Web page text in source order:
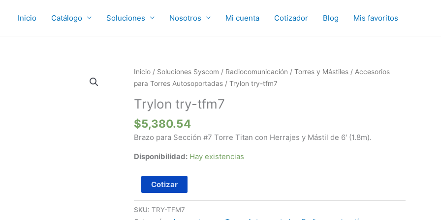
Inicio Catálogo Soluciones Nosotros Mi cuenta Cotizador Blog Mis favoritos
Inicio / Soluciones Syscom / Radiocomunicación / Torres y Mástiles / Accesorios
para Torres Autosoportadas / Trylon try-tfm7
Trylon try-tfm7
$5,380.54
Brazo para Sección #7 Torre Titan con Herrajes y Mástil de 6′ (1.8m).
Disponibilidad: Hay existencias
Trylon
try-
cantidad
Cotizar
SKU: TRY-TFM7